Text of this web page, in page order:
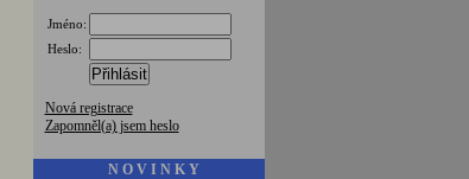
Jméno:
Heslo:
Přihlásit
Nová registrace
Zapomněl(a) jsem heslo
N O V I N K Y